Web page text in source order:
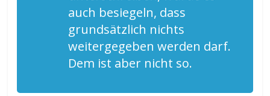
auch besiegeln, dass
grundsätzlich nichts
weitergegeben werden darf.
Dem ist aber nicht so.